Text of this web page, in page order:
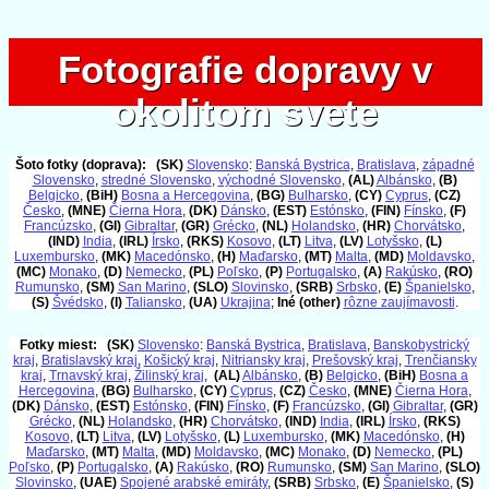
Fotografie dopravy v
okolitom svete
Fotografie dopravy v
okolitom svete
Šoto fotky (doprava): (SK) Slovensko: Banská Bystrica, Bratislava, západné
Slovensko, stredné Slovensko, východné Slovensko, (AL)Albánsko, (B)
Belgicko, (BiH) Bosna a Hercegovina, (BG) Bulharsko, (CY) Cyprus, (CZ)
Česko, (MNE) Čierna Hora, (DK) Dánsko, (EST) Estónsko, (FIN) Fínsko, (F)
Francúzsko, (GI) Gibraltar, (GR) Grécko, (NL) Holandsko, (HR) Chorvátsko,
(IND) India, (IRL) Írsko, (RKS) Kosovo, (LT) Litva, (LV) Lotyšsko, (L)
Luxembursko, (MK) Macedónsko, (H) Maďarsko, (MT) Malta, (MD) Moldavsko,
(MC) Monako, (D) Nemecko, (PL) Poľsko, (P) Portugalsko, (A) Rakúsko, (RO)
Rumunsko, (SM) San Marino, (SLO) Slovinsko, (SRB) Srbsko, (E) Španielsko,
(S) Švédsko, (I) Taliansko, (UA) Ukrajina; Iné (other) rôzne zaujímavosti.
Fotky miest: (SK) Slovensko: Banská Bystrica, Bratislava, Banskobystrický
kraj, Bratislavský kraj, Košický kraj, Nitriansky kraj, Prešovský kraj, Trenčiansky
kraj, Trnavský kraj, Žilinský kraj, (AL)Albánsko, (B) Belgicko, (BiH) Bosna a
Hercegovina, (BG) Bulharsko, (CY) Cyprus, (CZ) Česko, (MNE) Čierna Hora,
(DK) Dánsko, (EST) Estónsko, (FIN) Fínsko, (F) Francúzsko, (GI) Gibraltar, (GR)
Grécko, (NL) Holandsko, (HR) Chorvátsko, (IND) India, (IRL) Írsko, (RKS)
Kosovo, (LT) Litva, (LV) Lotyšsko, (L) Luxembursko, (MK) Macedónsko, (H)
Maďarsko, (MT) Malta, (MD) Moldavsko, (MC) Monako, (D) Nemecko, (PL)
Poľsko, (P) Portugalsko, (A) Rakúsko, (RO) Rumunsko, (SM) San Marino, (SLO)
Slovinsko, (UAE) Spojené arabské emiráty, (SRB) Srbsko, (E) Španielsko, (S)